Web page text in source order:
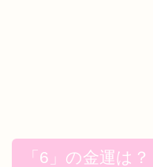
「6」の金運は？